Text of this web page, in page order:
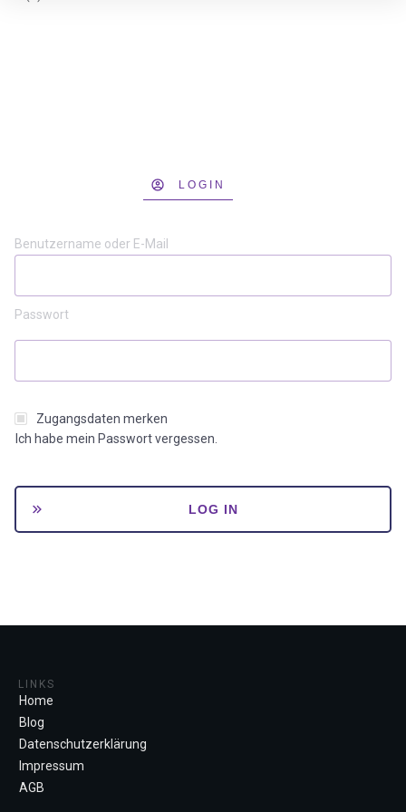
LOGIN
Benutzername oder E-Mail
Passwort
Zugangsdaten merken
Ich habe mein Passwort vergessen.
LOG IN
LINKS
Home
Blog
Datenschutzerklärung
Impressum
AGB